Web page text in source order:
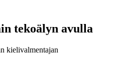
tekoälyn avulla
kielivalmentajan